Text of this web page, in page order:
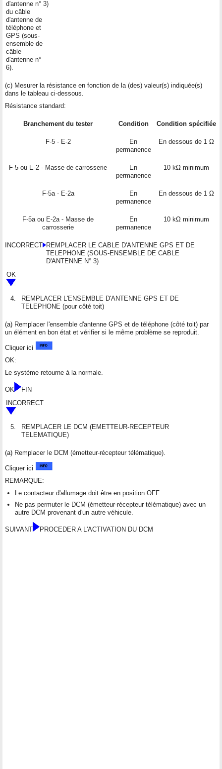
d'antenne n° 3)
du câble
d'antenne de
téléphone et
GPS (sous-
ensemble de
câble
d'antenne n°
6).
(c) Mesurer la résistance en fonction de la (des) valeur(s) indiquée(s)
dans le tableau ci-dessous.
Résistance standard:
Branchement du tester Condition Condition spécifiée
F-5 - E-2
En
permanence
En dessous de 1 Ω
F-5 ou E-2 - Masse de carrosserie
En
permanence
10 kΩ minimum
F-5a - E-2a
En
permanence
En dessous de 1 Ω
F-5a ou E-2a - Masse de
carrosserie
En
permanence
10 kΩ minimum
INCORRECT REMPLACER LE CABLE D'ANTENNE GPS ET DE
TELEPHONE (SOUS-ENSEMBLE DE CABLE
D'ANTENNE N° 3)
OK
4.
REMPLACER L'ENSEMBLE D'ANTENNE GPS ET DE
TELEPHONE (pour côté toit)
(a) Remplacer l'ensemble d'antenne GPS et de téléphone (côté toit) par
un élément en bon état et vérifier si le même problème se reproduit.
Cliquer ici
OK:
Le système retourne à la normale.
OK
FIN
INCORRECT
5.
REMPLACER LE DCM (EMETTEUR-RECEPTEUR
TELEMATIQUE)
(a) Remplacer le DCM (émetteur-récepteur télématique).
Cliquer ici
REMARQUE:
Le contacteur d'allumage doit être en position OFF.
Ne pas permuter le DCM (émetteur-récepteur télématique) avec un
autre DCM provenant d'un autre véhicule.
SUIVANT PROCEDER A L'ACTIVATION DU DCM